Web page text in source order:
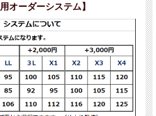
オーダーシステム】